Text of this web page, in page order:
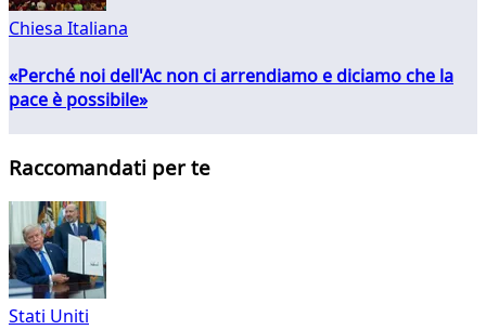
Chiesa Italiana
«Perché noi dell'Ac non ci arrendiamo e diciamo che la
pace è possibile»
Raccomandati per te
Stati Uniti